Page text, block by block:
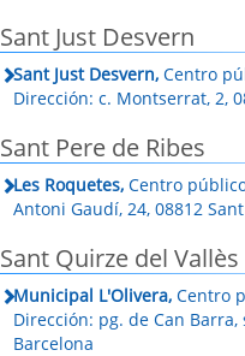
Sant Just Desvern
Sant Just Desvern, Centro
Dirección: c. Montserrat, 2,
Sant Pere de Ribes
Les Roquetes, Centro
Antoni Gaudí, 24, 08812
Sant Quirze del Vallès
Municipal L'Olivera, Centro
Dirección: pg. de Can
Barcelona